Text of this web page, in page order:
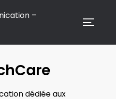
dédiée aux